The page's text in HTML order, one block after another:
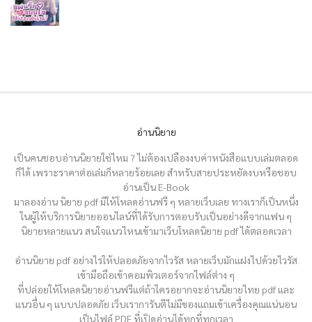
อ่านนิยาย
เป็นคนชอบอ่านนิยายใช่ไหม ? ไม่ต้องเปลืองงบค่าหนังสือแบบเล่มตลอด
ก็ได้ เพราะราคาต่อเล่มก็หลายร้อยเลย สำหรับสายประหยัดงบหรือชอบ
อ่านเป็น E-Book
มาลองอ่าน นิยาย pdf มีให้โหลดอ่านฟรี ๆ หลายเว็บเลย ทางเราก็เป็นหนึ่ง
ในผู้ให้บริการนิยายออนไลน์ที่ได้รับการตอบรับเป็นอย่างดีจากแฟน ๆ
นิยายหลายแนว สนใจแนวไหนเข้ามาเว็บโหลดนิยาย pdf ได้ตลอดเวลา
อ่านนิยาย pdf อย่างไรให้ปลอดภัยจากไวรัส หลายเว็บมักแฝงไปด้วยไวรัส
เข้ามือถือเข้าคอมพิวเตอร์จากไฟล์ต่าง ๆ
ที่ปล่อยให้โหลดนิยายอ่านฟรีแต่ถ้าใครอยากจะอ่านนิยายไทย pdf และ
แนวอื่น ๆ แบบปลอดภัย เว็บเราการันตีไม่มีของแถมเข้าเครื่องคุณแน่นอน
เป็นไฟล์ PDF ที่เปิดอ่านได้ทุกที่ทุกเวลา